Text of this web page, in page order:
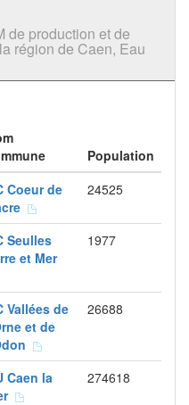
de production et de
région de Caen, Eau
Population
Coeur de
24525
Seulles
et Mer
1977
Vallées de
et de
26688
Caen la
274618